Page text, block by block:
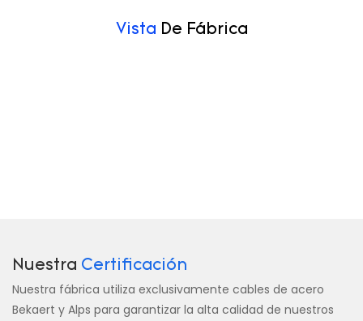
Vista De Fábrica
Nuestra Certificación
Nuestra fábrica utiliza exclusivamente cables de acero
Bekaert y Alps para garantizar la alta calidad de nuestros